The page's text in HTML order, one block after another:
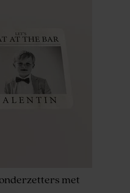
met